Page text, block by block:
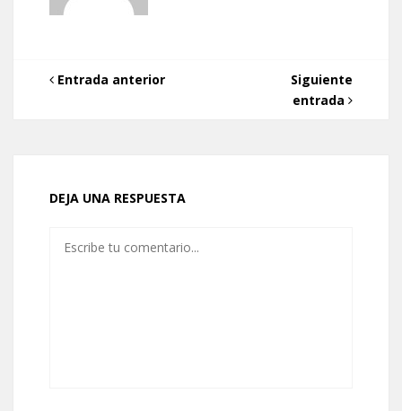
Entrada anterior
Siguiente
entrada
DEJA UNA RESPUESTA